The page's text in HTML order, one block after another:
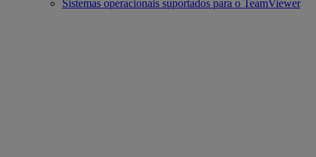
Sistemas operacionais suportados para o TeamViewer